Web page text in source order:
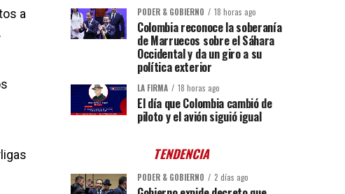
a
PODER & GOBIERNO 18 horas ago
Colombia reconoce la soberanía
de Marruecos sobre el Sáhara
Occidental y da un giro a su
política exterior
LA FIRMA 18 horas ago
El día que Colombia cambió de
piloto y el avión siguió igual
TENDENCIA
PODER & GOBIERNO 2 días ago